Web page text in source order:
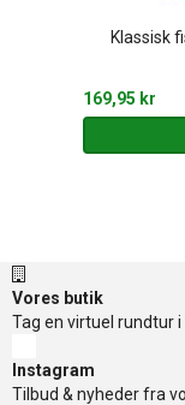
Klassisk
169,95 kr
Vores butik
Tag en virtuel rundtur
Instagram
Tilbud & nyheder fra